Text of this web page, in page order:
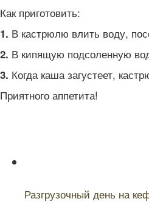
Как приготовить:
1. В кастрюлю влить воду,
2. В кипящую подсоленную
3. Когда каша загустеет,
Приятного аппетита!
Разгрузочный день на